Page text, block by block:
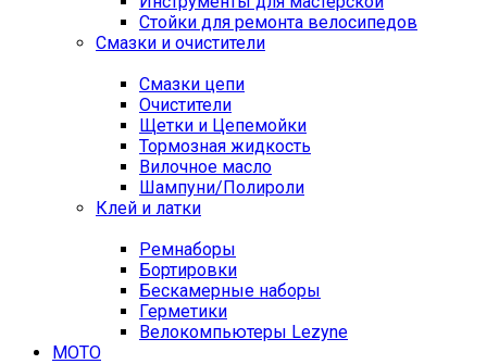
Стойки для ремонта велосипедов
Смазки и очистители
Смазки цепи
Очистители
Щетки и Цепемойки
Тормозная жидкость
Вилочное масло
Шампуни/Полироли
Клей и латки
Ремнаборы
Бортировки
Бескамерные наборы
Герметики
Велокомпьютеры Lezyne
МОТО